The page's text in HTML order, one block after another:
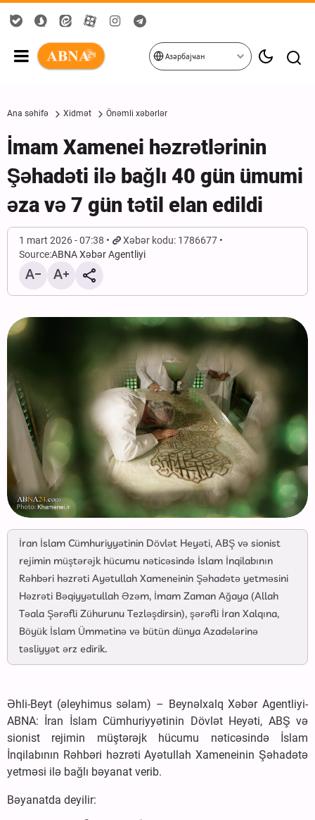
Азәрбајҹан
Ana səhifə Xidmət Önəmli xəbərlər
İmam Xamenei həzrətlərinin
Şəhadəti ilə bağlı 40 gün ümumi
əza və 7 gün tətil elan edildi
1 mart 2026 - 07:38
Xəbər kodu: 1786677
Source:ABNA Xəbər Agentliyi
İran İslam Cümhuriyyətinin Dövlət Heyəti, ABŞ və sionist
rejimin müştərəjk hücumu nəticəsində İslam İnqilabının
Rəhbəri həzrəti Ayətullah Xameneinin Şəhadətə yetməsini
Həzrəti Bəqiyyətullah Əzəm, İmam Zaman Ağaya (Allah
Təala Şərəfli Zühurunu Tezləşdirsin), şərəfli İran Xalqına,
Böyük İslam Ümmətinə və bütün dünya Azadələrinə
təsliyyət ərz edirik.
Əhli-Beyt (əleyhimus səlam) – Beynəlxalq Xəbər Agentliyi-
ABNA: İran İslam Cümhuriyyətinin Dövlət Heyəti, ABŞ və
sionist rejimin müştərəjk hücumu nəticəsində İslam
İnqilabının Rəhbəri həzrəti Ayətullah Xameneinin Şəhadətə
yetməsi ilə bağlı bəyanat verib.
Bəyanatda deyilir: